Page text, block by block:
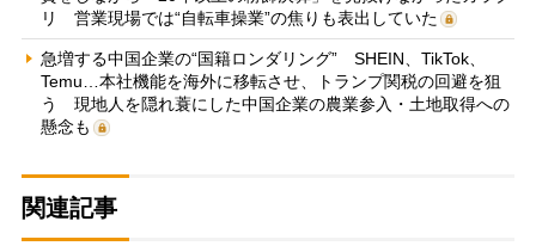
リ 営業現場では“自転車操業”の焦りも表出していた
急増する中国企業の“国籍ロンダリング” SHEIN、TikTok、
Temu…本社機能を海外に移転させ、トランプ関税の回避を狙
う 現地人を隠れ蓑にした中国企業の農業参入・土地取得への
懸念も
関連記事